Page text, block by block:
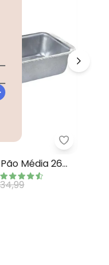
Baillerine 20 Cm 1
Lar e
Média 26